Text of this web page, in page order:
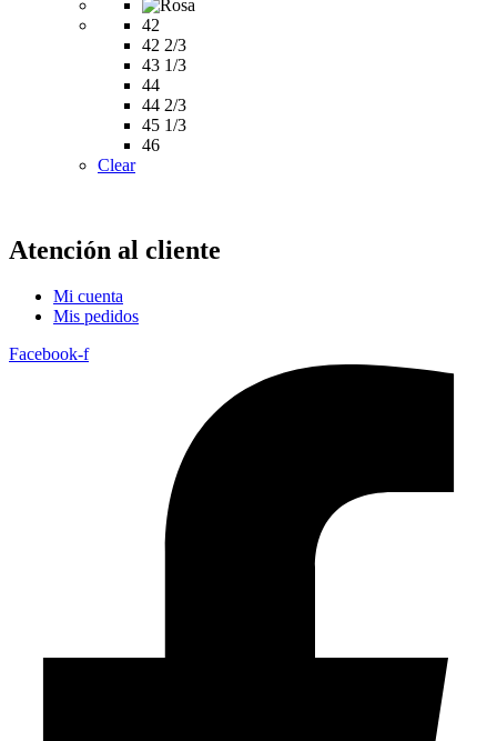
42
42 2/3
43 1/3
44
44 2/3
45 1/3
46
Clear
Atención al cliente
Mi cuenta
Mis pedidos
Facebook-f